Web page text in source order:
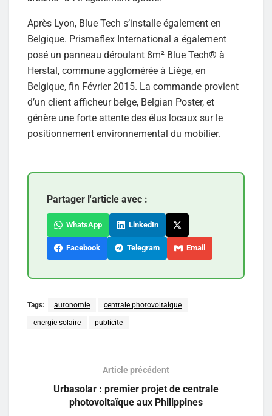
Après Lyon, Blue Tech s’installe également en
Belgique. Prismaflex International a également
posé un panneau déroulant 8m² Blue Tech® à
Herstal, commune agglomérée à Liège, en
Belgique, fin Février 2015. La commande provient
d’un client afficheur belge, Belgian Poster, et
génère une forte attente des élus locaux sur le
positionnement environnemental du mobilier.
Partager l'article avec :
WhatsApp LinkedIn
Facebook Telegram Email
Tags: autonomie centrale photovoltaique
energie solaire publicite
Article précédent
Urbasolar : premier projet de centrale
photovoltaïque aux Philippines